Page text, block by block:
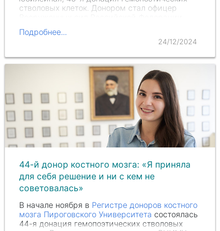
стволовых клеток. Донором стал офицер
Подробнее...
24/12/2024
44-й донор костного мозга: «Я приняла
для себя решение и ни с кем не
советовалась»
В начале ноября в Регистре доноров костного
мозга Пироговского Университета состоялась
44-я донация гемопоэтических стволовых